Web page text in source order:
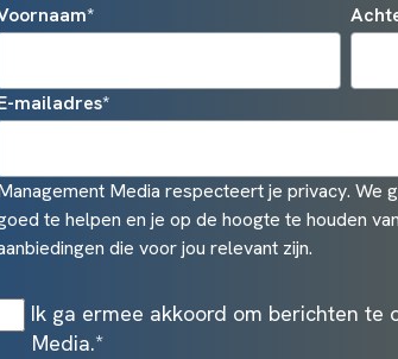
*
mailadres*
Media respecteert je privacy. We
te helpen en je op de hoogte te houden
die voor jou relevant zijn.
Ik ga ermee akkoord om berichten te
Media.*